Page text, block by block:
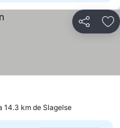
Partilhar
14.3 km de Slagelse